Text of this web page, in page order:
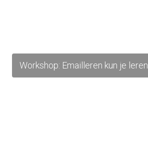
Workshop: Emailleren kun je leren